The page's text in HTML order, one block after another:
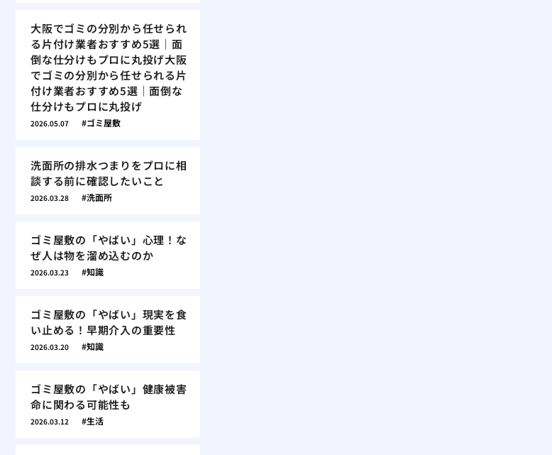
大阪でゴミの分別から任せられ
る片付け業者おすすめ5選｜面
倒な仕分けもプロに丸投げ大阪
でゴミの分別から任せられる片
付け業者おすすめ5選｜面倒な
仕分けもプロに丸投げ
2026.05.07 ゴミ屋敷
洗面所の排水つまりをプロに相
談する前に確認したいこと
2026.03.28 洗面所
ゴミ屋敷の「やばい」心理！な
ぜ人は物を溜め込むのか
2026.03.23 知識
ゴミ屋敷の「やばい」現実を食
い止める！早期介入の重要性
2026.03.20 知識
ゴミ屋敷の「やばい」健康被害
命に関わる可能性も
2026.03.12 生活